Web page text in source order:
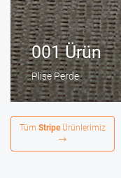
001 Ürün
Plise Perde
Tüm StripeÜrünlerimiz